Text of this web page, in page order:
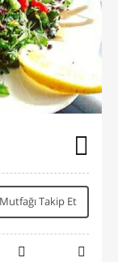
Mutfağı Takip Et